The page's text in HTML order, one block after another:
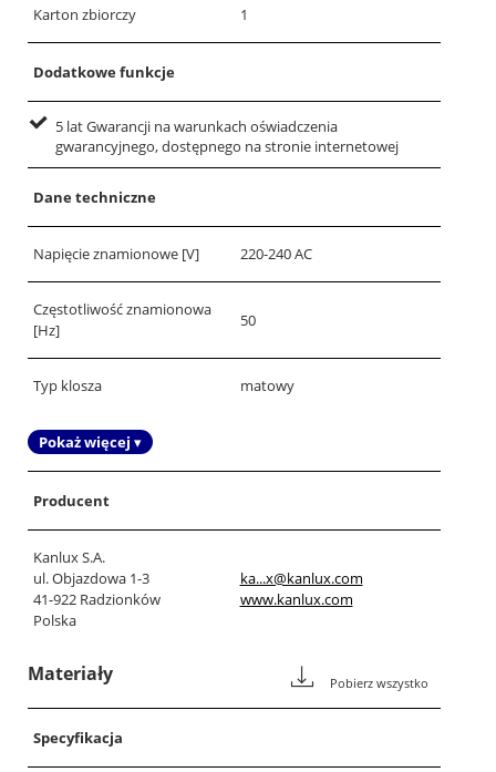
Karton zbiorczy 1
Dodatkowe funkcje
5 lat Gwarancji na warunkach oświadczenia
gwarancyjnego, dostępnego na stronie internetowej
Dane techniczne
Napięcie znamionowe [V] 220-240 AC
Częstotliwość znamionowa
[Hz]
50
Typ klosza matowy
Pokaż więcej ▾
Producent
Kanlux S.A.
ul. Objazdowa 1-3
41-922 Radzionków
Polska
ka...x@kanlux.com
www.kanlux.com
Materiały Pobierz wszystko
Specyfikacja